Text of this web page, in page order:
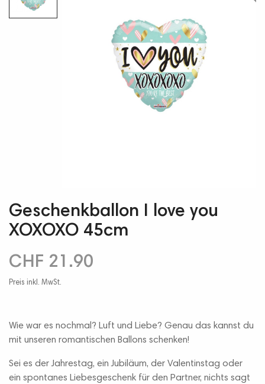
Geschenkballon I love you
XOXOXO 45cm
CHF 21.90
Preis inkl. MwSt.
Wie war es nochmal? Luft und Liebe? Genau das kannst du
mit unseren romantischen Ballons schenken!
Sei es der Jahrestag, ein Jubiläum, der Valentinstag oder
ein spontanes Liebesgeschenk für den Partner, nichts sagt